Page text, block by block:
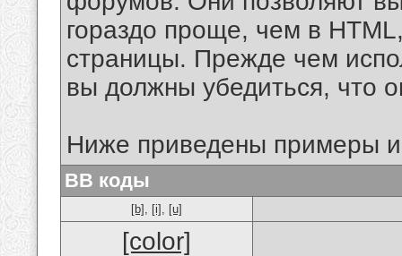
гораздо проще, чем в
страницы. Прежде чем
вы должны убедиться, что
Ниже приведены примеры
BB коды
[b] , [i] , [u]
[color]